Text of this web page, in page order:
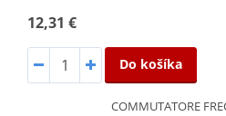
12,31 €
Do košíka
COMMUTATORE